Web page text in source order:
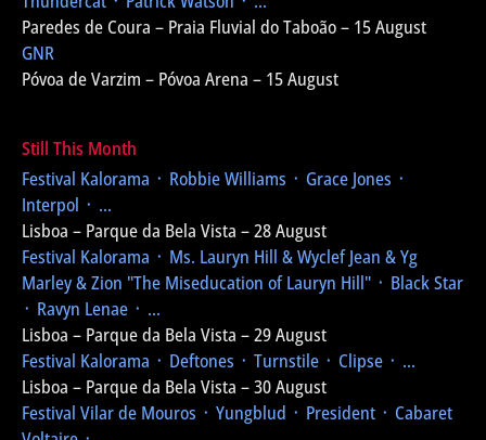
Paredes de Coura – Praia Fluvial do Taboão – 15 August
GNR
Póvoa de Varzim – Póvoa Arena – 15 August
Still This Month
Festival Kalorama ᛫ Robbie Williams ᛫ Grace Jones ᛫
Interpol ᛫ ...
Lisboa – Parque da Bela Vista – 28 August
Festival Kalorama ᛫ Ms. Lauryn Hill & Wyclef Jean & Yg
Marley & Zion "The Miseducation of Lauryn Hill" ᛫ Black Star
᛫ Ravyn Lenae ᛫ ...
Lisboa – Parque da Bela Vista – 29 August
Festival Kalorama ᛫ Deftones ᛫ Turnstile ᛫ Clipse ᛫ ...
Lisboa – Parque da Bela Vista – 30 August
Festival Vilar de Mouros ᛫ Yungblud ᛫ President ᛫ Cabaret